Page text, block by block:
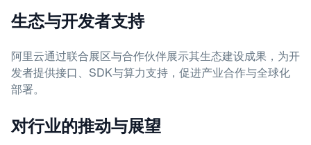
生态与开发者支持
阿里云通过联合展区与合作伙伴展示其生态建设成果，为开
发者提供接口、SDK与算力支持，促进产业合作与全球化
部署。
对行业的推动与展望